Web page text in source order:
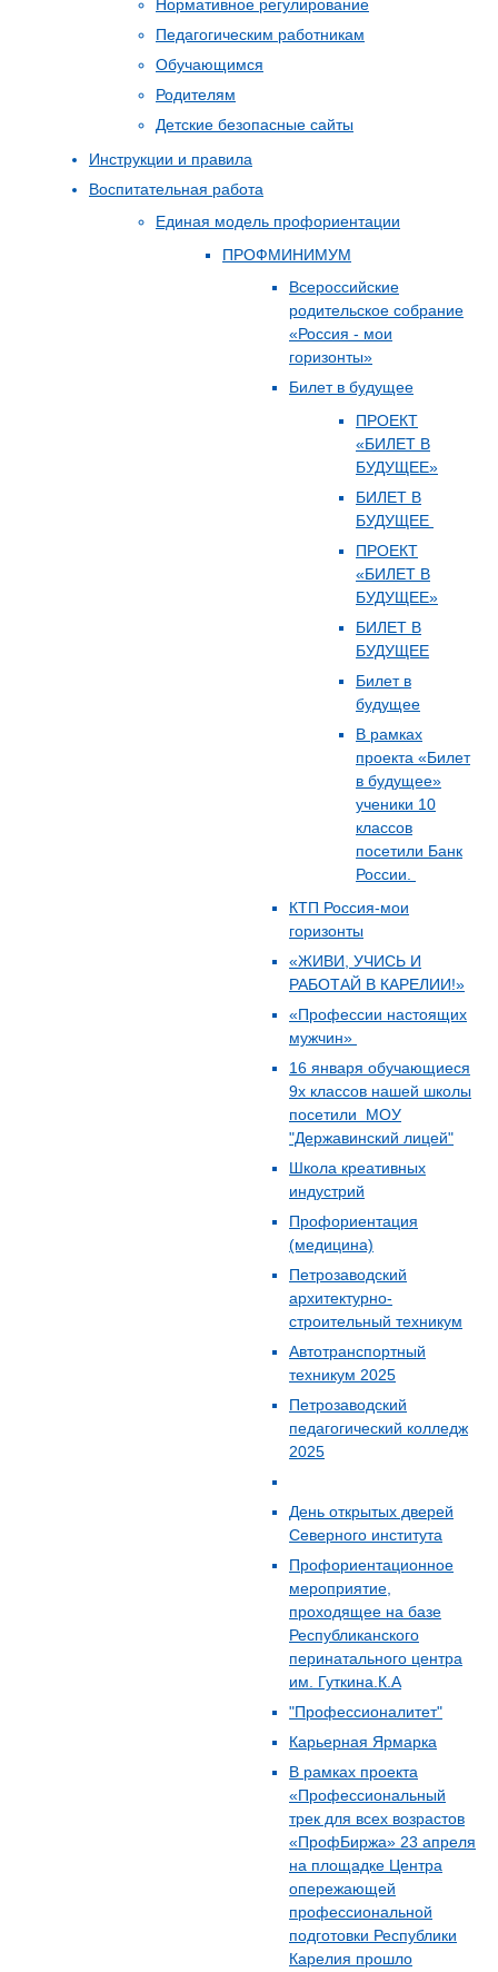
Нормативное регулирование
Педагогическим работникам
Обучающимся
Родителям
Детские безопасные сайты
Инструкции и правила
Воспитательная работа
Единая модель профориентации
ПРОФМИНИМУМ
Всероссийские
родительское собрание
«Россия - мои
горизонты»
Билет в будущее
ПРОЕКТ
«БИЛЕТ В
БУДУЩЕЕ»
БИЛЕТ В
БУДУЩЕЕ
ПРОЕКТ
«БИЛЕТ В
БУДУЩЕЕ»
БИЛЕТ В
БУДУЩЕЕ
Билет в
будущее
В рамках
проекта «Билет
в будущее»
ученики 10
классов
посетили Банк
России.
КТП Россия-мои
горизонты
«ЖИВИ, УЧИСЬ И
РАБОТАЙ В КАРЕЛИИ!»
«Профессии настоящих
мужчин»
16 января обучающиеся
9х классов нашей школы
посетили МОУ
"Державинский лицей"
Школа креативных
индустрий
Профориентация
(медицина)
Петрозаводский
архитектурно-
строительный техникум
Автотранспортный
техникум 2025
Петрозаводский
педагогический колледж
2025
День открытых дверей
Северного института
Профориентационное
мероприятие,
проходящее на базе
Республиканского
перинатального центра
им. Гуткина.К.А
"Профессионалитет"
Карьерная Ярмарка
В рамках проекта
«Профессиональный
трек для всех возрастов
«ПрофБиржа» 23 апреля
на площадке Центра
опережающей
профессиональной
подготовки Республики
Карелия прошло